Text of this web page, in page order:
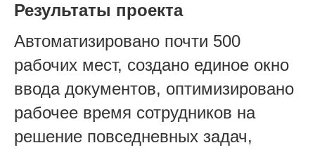
Результаты проекта
Автоматизировано почти 500
рабочих мест, создано единое окно
ввода документов, оптимизировано
рабочее время сотрудников на
решение повседневных задач,